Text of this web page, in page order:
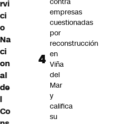
rvi
ci
o
Na
ci
on
al
de
l
Co
empresas
cuestionadas
por
reconstrucción
en
Viña
del
Mar
y
califica
su